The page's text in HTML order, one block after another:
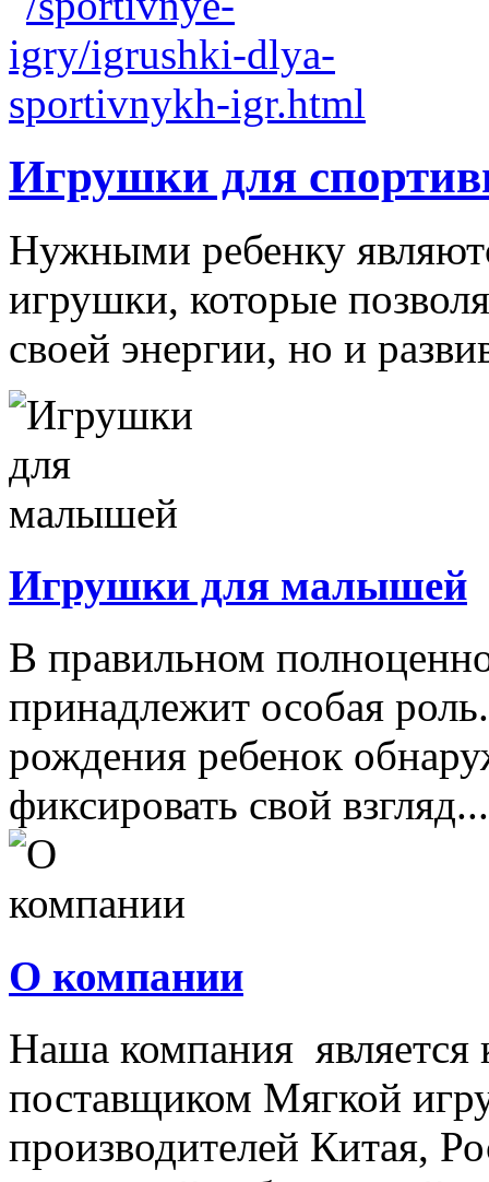
Игрушки для
Нужными ребенку
игрушки, которые
своей энергии, но и
Игрушки для малышей
В правильном
принадлежит особая
рождения ребенок
фиксировать свой взгляд...
О компании
Наша компания
поставщиком Мягкой
производителей Китая,